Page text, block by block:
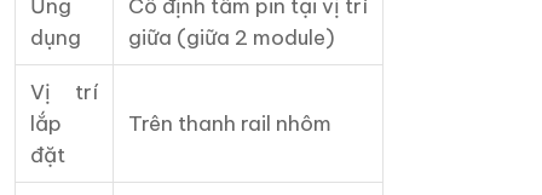
Ứng
dụng
Cố định tấm pin tại vị trí
giữa (giữa 2 module)
Vị trí
lắp
đặt
Trên thanh rail nhôm